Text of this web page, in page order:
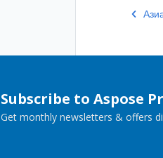
Subscribe to Aspose
Get monthly newsletters & offers